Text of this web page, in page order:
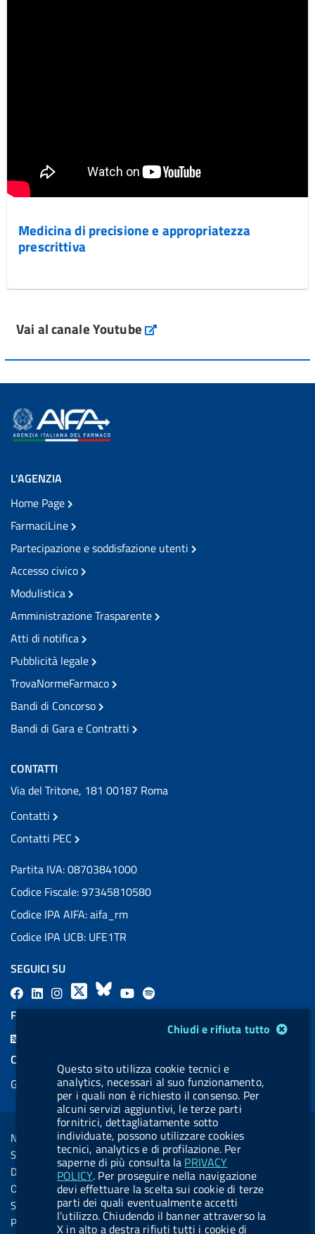
Medicina di precisione e appropriatezza
prescrittiva
Vai al canale Youtube
Chiudi e rifiuta tutto
Questo sito utilizza cookie tecnici e
analytics, necessari al suo funzionamento,
per i quali non è richiesto il consenso. Per
alcuni servizi aggiuntivi, le terze parti
fornitrici, dettagliatamente sotto
individuate, possono utilizzare cookies
tecnici, analytics e di profilazione. Per
saperne di più consulta la PRIVACY
POLICY. Per proseguire nella navigazione
devi effettuare la scelta sui cookie di terze
parti dei quali eventualmente accetti
l’utilizzo. Chiudendo il banner attraverso la
X in alto a destra rifiuti tutti i cookie di
L'AGENZIA
Home Page
FarmaciLine
Partecipazione e soddisfazione utenti
Accesso civico
Modulistica
Amministrazione Trasparente
Atti di notifica
Pubblicità legale
TrovaNormeFarmaco
Bandi di Concorso
Bandi di Gara e Contratti
CONTATTI
Via del Tritone, 181 00187 Roma
Contatti
Contatti PEC
Partita IVA: 08703841000
Codice Fiscale: 97345810580
Codice IPA AIFA: aifa_rm
Codice IPA UCB: UFE1TR
SEGUICI SU
F
a
L
i
a
l
.
b
u
t
t
o
n
.
X
B
l
s
k
y
Y
o
u
b
e
l
a
l
.
b
u
t
t
o
n
FEED RSS
COOKIES
Gestione cookie
Sezione Link Utili
Note legali
Social Media Policy
Dichiarazione di accessibilità
Obiettivi di accessibilità
Statistiche sito
Privacy